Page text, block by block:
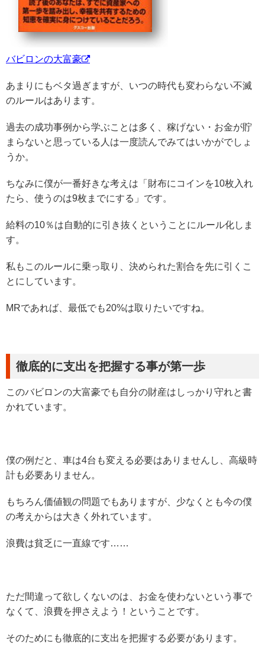
バビロンの大富豪
あまりにもベタ過ぎますが、いつの時代も変わらない不滅
のルールはあります。
過去の成功事例から学ぶことは多く、稼げない・お金が貯
まらないと思っている人は一度読んでみてはいかがでしょ
うか。
ちなみに僕が一番好きな考えは「財布にコインを10枚入れ
たら、使うのは9枚までにする」です。
給料の10％は自動的に引き抜くということにルール化しま
す。
私もこのルールに乗っ取り、決められた割合を先に引くこ
とにしています。
MRであれば、最低でも20%は取りたいですね。
徹底的に支出を把握する事が第一歩
このバビロンの大富豪でも自分の財産はしっかり守れと書
かれています。
僕の例だと、車は4台も変える必要はありませんし、高級時
計も必要ありません。
もちろん価値観の問題でもありますが、少なくとも今の僕
の考えからは大きく外れています。
浪費は貧乏に一直線です……
ただ間違って欲しくないのは、お金を使わないという事で
なくて、浪費を押さえよう！ということです。
そのためにも徹底的に支出を把握する必要があります。